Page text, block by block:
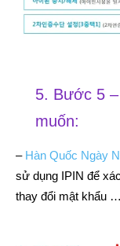
5. Bước 5
muốn:
– Hàn Quốc Ngày
sử dụng IPIN để
thay đổi mật khẩu